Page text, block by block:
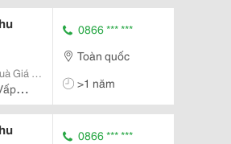
Giá Trị
0866 *** ***
Toàn quốc
>1 năm
0866 *** ***